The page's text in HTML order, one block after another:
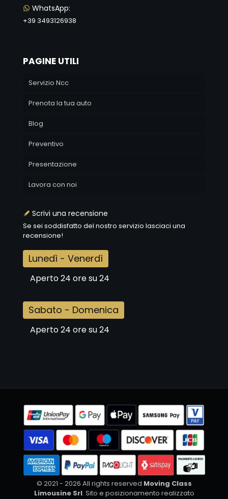
WhatsApp:
+39 3493126938
PAGINE UTILI
Servizio Ncc
Prenota la tua auto
Blog
Preventivo
Presentazione
Lavora con noi
Scrivi una recensione
Se sei soddisfatto del nostro servizio lasciaci una
recensione!
Lunedì - Venerdì
Aperto 24 ore su 24
Sabato - Domenica
Aperto 24 ore su 24
© 2021 - 2026 All rights reserved Moving Class
Limousine Srl. Sito e posizionamento realizzato